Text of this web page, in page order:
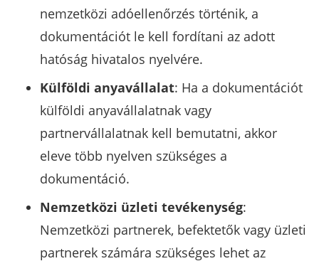
nemzetközi adóellenőrzés történik, a
dokumentációt le kell fordítani az adott
hatóság hivatalos nyelvére.
Külföldi anyavállalat: Ha a dokumentációt
külföldi anyavállalatnak vagy
partnervállalatnak kell bemutatni, akkor
eleve több nyelven szükséges a
dokumentáció.
Nemzetközi üzleti tevékenység:
Nemzetközi partnerek, befektetők vagy üzleti
partnerek számára szükséges lehet az